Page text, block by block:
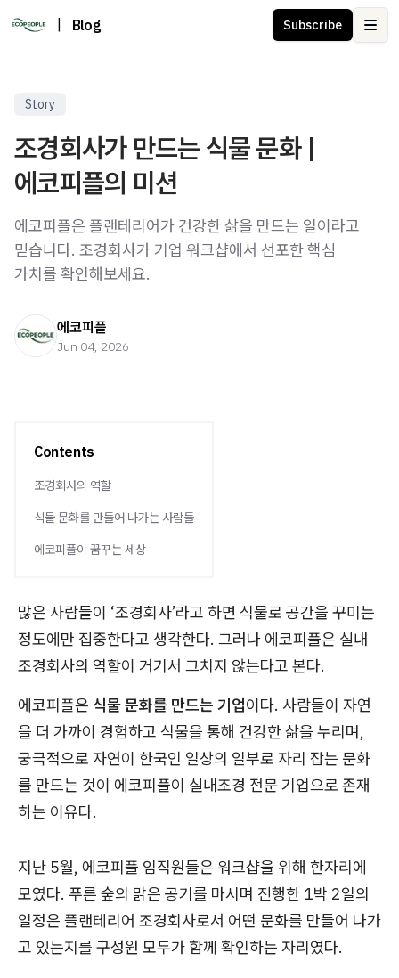
Blog Subscribe
Story
조경회사가 만드는 식물 문화 |
에코피플의 미션
에코피플은 플랜테리어가 건강한 삶을 만드는 일이라고
믿습니다. 조경회사가 기업 워크샵에서 선포한 핵심
가치를 확인해보세요.
에코피플
Jun 04, 2026
Contents
조경회사의 역할
식물 문화를 만들어 나가는 사람들
에코피플이 꿈꾸는 세상
많은 사람들이 ‘조경회사’라고 하면 식물로 공간을 꾸미는
정도에만 집중한다고 생각한다. 그러나 에코피플은 실내
조경회사의 역할이 거기서 그치지 않는다고 본다.
에코피플은 식물 문화를 만드는 기업이다. 사람들이 자연
을 더 가까이 경험하고 식물을 통해 건강한 삶을 누리며,
궁극적으로 자연이 한국인 일상의 일부로 자리 잡는 문화
를 만드는 것이 에코피플이 실내조경 전문 기업으로 존재
하는 이유다.
지난 5월, 에코피플 임직원들은 워크샵을 위해 한자리에
모였다. 푸른 숲의 맑은 공기를 마시며 진행한 1박 2일의
일정은 플랜테리어 조경회사로서 어떤 문화를 만들어 나가
고 있는지를 구성원 모두가 함께 확인하는 자리였다.